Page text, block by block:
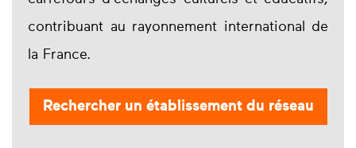
contribuant au rayonnement international de
la France.
Rechercher un établissement du réseau